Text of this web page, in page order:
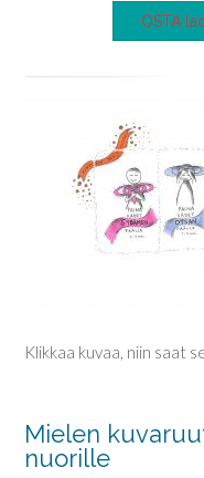
OSTA
Klikkaa kuvaa, niin saat
Mielen
nuorille